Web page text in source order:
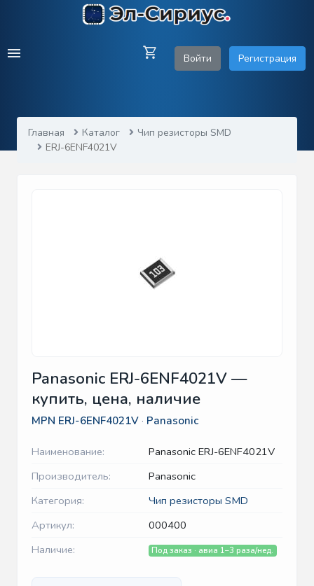
Войти Регистрация
Главная Каталог
Чип резисторы SMD
ERJ-6ENF4021V
Panasonic ERJ-6ENF4021V —
купить, цена, наличие
MPN ERJ-6ENF4021V · Panasonic
Наименование:
Panasonic ERJ-6ENF4021V
Производитель:
Panasonic
Категория:
Чип резисторы SMD
Артикул:
000400
Наличие:
Под заказ · авиа 1–3 раза/нед.